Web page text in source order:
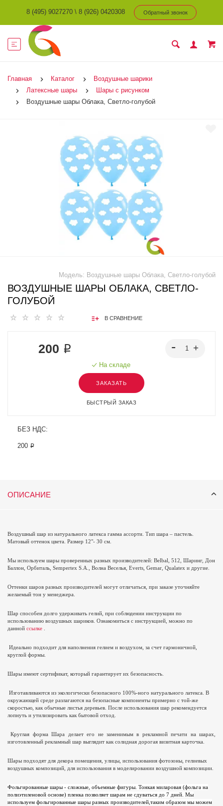
8 (495) 9027270 \ 8 (926) 0420308 Обратный звонок
Главная Каталог
Воздушные шарики
Латексные шары
Шары с рисунком
Воздушные шары Облака, Светло-голубой
Модель: Воздушные шары Облака, Светло-голубой
ВОЗДУШНЫЕ ШАРЫ ОБЛАКА, СВЕТЛО-
ГОЛУБОЙ
В СРАВНЕНИЕ
200 ₽
На складе
ЗАКАЗАТЬ
БЫСТРЫЙ ЗАКАЗ
БЕЗ НДС:
200 ₽
ОПИСАНИЕ
Воздушный шар из натурального латекса гамма ассорти. Тип шара – пастель.
Матовый оттенок цвета. Размер 12"- 30 см.
Мы используем шары проверенных разных производителей: Belbal, 512, Шаринг, Дон
Баллон, Орбиталь, Sempertex S A ., Волна Веселья, Everts Gemar Qualatex и другие.
Оттенки шаров разных производителей могут отличаться, при заказе уточняйте
желаемый тон у менеджера.
Шар способен долго удерживать гелий, при соблюдении инструкции по
использованию воздушных шариков. Ознакомиться с инструкцией, можно по
данной ссылке
Идеально подходит для наполнения гелием и воздухом, за счет гармоничной,
круглой формы.
Шары имеют сертификат, который гарантирует их безопасность.
Изготавливаются из экологически безопасного 100%-ного натурального латекса. В
окружающей среде разлагаются на безопасные компоненты примерно с той-же
скоростью, как обычные листья деревьев. После использования шар рекомендуется
лопнуть и утилизировать как бытовой отход.
Круглая форма Шара делает его не заменимым в рекламной печати на шарах,
изготовленный рекламный шар выглядит как солидная дорогая визитная карточка.
Шары подходят для декора помещения, улицы, использования фотозоны, гелиевых
воздушных композиций, для использования в моделировании воздушной композиции.
Фольгированные шары - сложные, объемные фигуры. Тонкая миларовая (фольга на
полиэтиленовой основе) пленка позволяет шарам не сдуваться до 7 дней. Мы
используем фольгированные шары разных производителей,таким образом мы можем